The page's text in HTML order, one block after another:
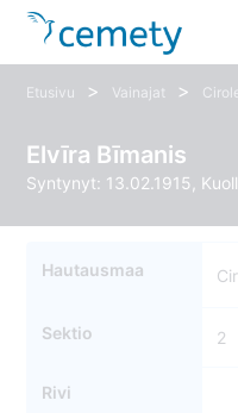
Etusivu > Vainajat >
Elvīra Bīmanis
Syntynyt: 13.02.1915,
Hautausmaa
Sektio 2
Rivi